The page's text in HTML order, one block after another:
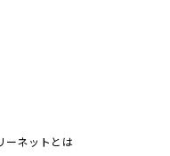
ーネットとは